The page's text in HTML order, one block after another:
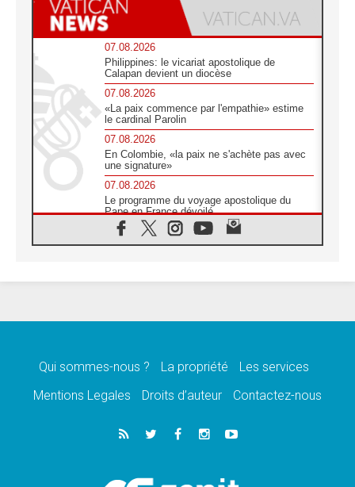
07.08.2026
Philippines: le vicariat apostolique de
Calapan devient un diocèse
07.08.2026
«La paix commence par l'empathie» estime
le cardinal Parolin
07.08.2026
En Colombie, «la paix ne s'achète pas avec
une signature»
07.08.2026
Le programme du voyage apostolique du
Pape en France dévoilé
07.08.2026
1ère Conférence continentale sur l'éducation
07.08.2026
07.08.2026
lancement des «dix jours de prière pour la
06.08.2026
Préparatifs des JMJ 2027 à Séoul: «c'est
Qui sommes-nous ? La propriété
Les services
Mentions Legales
Droits d’auteur Contactez-nous